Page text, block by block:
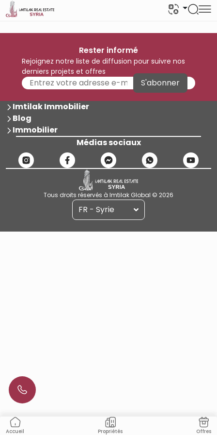
Accueil Propriétés Offres
Rester informé
Rejoignez notre liste de diffusion pour suivre nos
derniers projets et offres
S'abonner
Imtilak Immobilier
Blog
Immobilier
Médias sociaux
Tous droits réservés à Imtilak Global © 2026
FR - Syrie